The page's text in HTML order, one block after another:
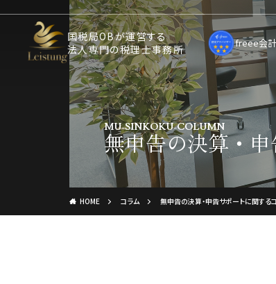
国税局OBが運営する
法人専門の税理士事務所
freee会計
MU-SINKOKU-COLUMN
無申告の決算・
HOME コラム 無申告の決算・申告サポートに関する